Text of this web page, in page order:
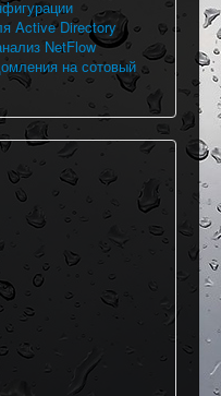
Active Directory
NetFlow
на сотовый